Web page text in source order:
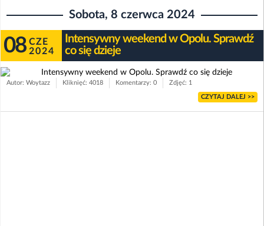
Sobota, 8 czerwca 2024
08 CZE
2024
Intensywny weekend w Opolu. Sprawdź
co się dzieje
Autor: Woytazz Kliknięć: 4018 Komentarzy: 0 Zdjęć: 1
CZYTAJ DALEJ >>